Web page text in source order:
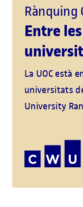
Rànquing
Entre
La UOC està
universitats
University